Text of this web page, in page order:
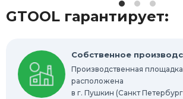
Распродажа Выгодная цена
Шлифовально-полировальные
Запасные части
GTOOL гарантирует:
Собственное
Производственная площадка
расположена
в г. Пушкин (Санкт